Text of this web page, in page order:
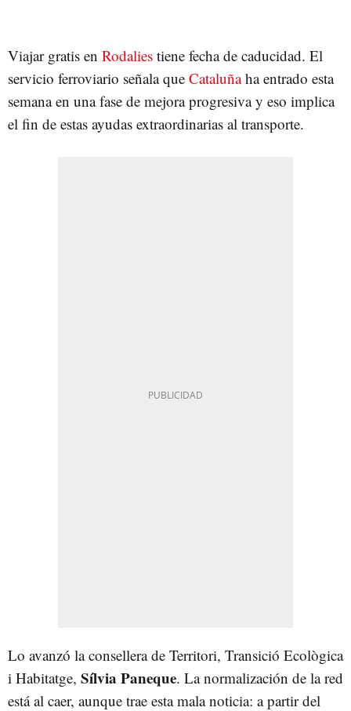
Viajar gratis en Rodalies tiene fecha de caducidad. El
servicio ferroviario señala que Cataluñaha entrado esta
semana en una fase de mejora progresiva y eso implica
el fin de estas ayudas extraordinarias al transporte.
Lo avanzó la consellera de Territori, Transició Ecològica
i Habitatge, Sílvia Paneque. La normalización de la red
está al caer, aunque trae esta mala noticia: a partir del